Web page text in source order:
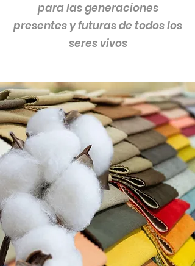
para las generaciones
presentes y futuras de todos los
seres vivos